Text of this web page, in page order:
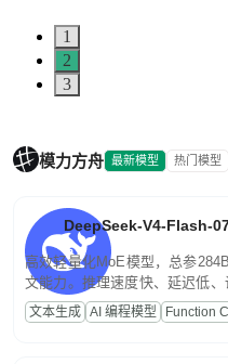
1
2
3
模力方舟 最新模型 热门模型
DeepSeek-V4-Flash-
高效轻量化MoE模型，总参
文能力。推理速度快、延迟低
高并发、轻量化任务，适合日
文案处理等普惠刚需场景。
文本生成 AI 编程模型 Function